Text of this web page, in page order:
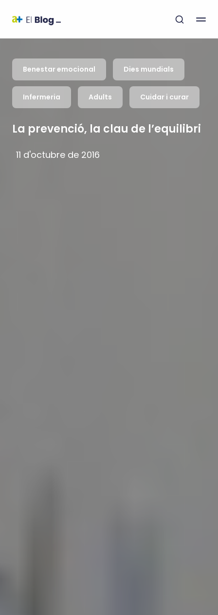
Benestar emocional Dies mundials
Infermeria Adults Cuidar i curar
La prevenció, la clau de l’equilibri
11 d'octubre de 2016